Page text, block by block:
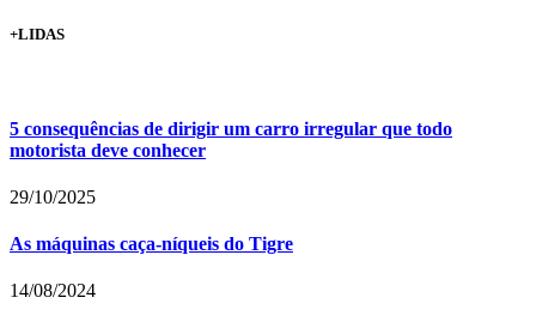
+LIDAS
5 consequências de dirigir um carro irregular que todo
motorista deve conhecer
29/10/2025
As máquinas caça-níqueis do Tigre
14/08/2024